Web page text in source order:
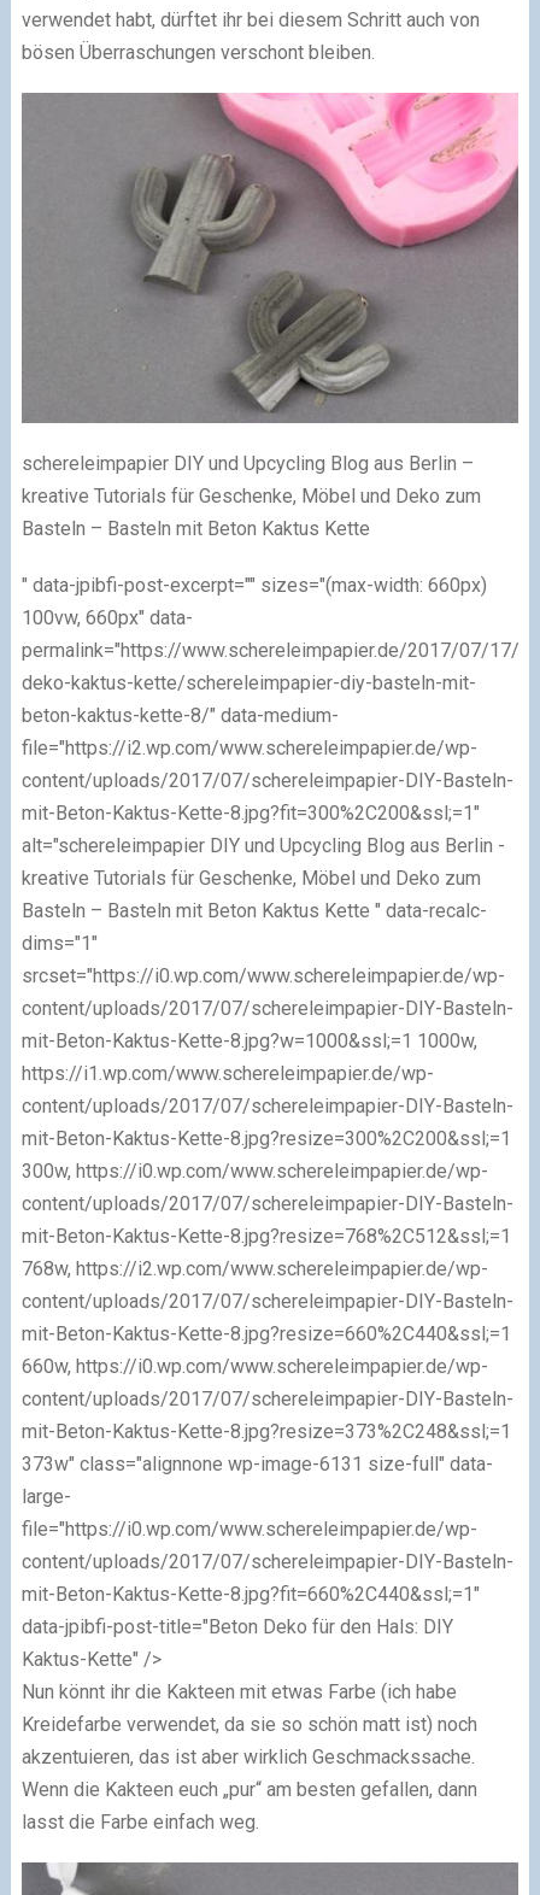
verwendet habt, dürftet ihr bei diesem Schritt auch von
bösen Überraschungen verschont bleiben.
schereleimpapier DIY und Upcycling Blog aus Berlin –
kreative Tutorials für Geschenke, Möbel und Deko zum
Basteln – Basteln mit Beton Kaktus Kette
" data-jpibfi-post-excerpt="" sizes="(max-width: 660px)
100vw, 660px" data-
permalink="https://www.schereleimpapier.de/2017/07/17/
deko-kaktus-kette/schereleimpapier-diy-basteln-mit-
beton-kaktus-kette-8/" data-medium-
file="https://i2.wp.com/www.schereleimpapier.de/wp-
content/uploads/2017/07/schereleimpapier-DIY-Basteln-
mit-Beton-Kaktus-Kette-8.jpg?fit=300%2C200&ssl;=1"
alt="schereleimpapier DIY und Upcycling Blog aus Berlin -
kreative Tutorials für Geschenke, Möbel und Deko zum
Basteln – Basteln mit Beton Kaktus Kette " data-recalc-
dims="1"
srcset="https://i0.wp.com/www.schereleimpapier.de/wp-
content/uploads/2017/07/schereleimpapier-DIY-Basteln-
mit-Beton-Kaktus-Kette-8.jpg?w=1000&ssl;=1 1000w,
https://i1.wp.com/www.schereleimpapier.de/wp-
content/uploads/2017/07/schereleimpapier-DIY-Basteln-
mit-Beton-Kaktus-Kette-8.jpg?resize=300%2C200&ssl;=1
300w, https://i0.wp.com/www.schereleimpapier.de/wp-
content/uploads/2017/07/schereleimpapier-DIY-Basteln-
mit-Beton-Kaktus-Kette-8.jpg?resize=768%2C512&ssl;=1
768w, https://i2.wp.com/www.schereleimpapier.de/wp-
content/uploads/2017/07/schereleimpapier-DIY-Basteln-
mit-Beton-Kaktus-Kette-8.jpg?resize=660%2C440&ssl;=1
660w, https://i0.wp.com/www.schereleimpapier.de/wp-
content/uploads/2017/07/schereleimpapier-DIY-Basteln-
mit-Beton-Kaktus-Kette-8.jpg?resize=373%2C248&ssl;=1
373w" class="alignnone wp-image-6131 size-full" data-
large-
file="https://i0.wp.com/www.schereleimpapier.de/wp-
content/uploads/2017/07/schereleimpapier-DIY-Basteln-
mit-Beton-Kaktus-Kette-8.jpg?fit=660%2C440&ssl;=1"
data-jpibfi-post-title="Beton Deko für den Hals: DIY
Kaktus-Kette" />
Nun könnt ihr die Kakteen mit etwas Farbe (ich habe
Kreidefarbe verwendet, da sie so schön matt ist) noch
akzentuieren, das ist aber wirklich Geschmackssache.
Wenn die Kakteen euch „pur“ am besten gefallen, dann
lasst die Farbe einfach weg.